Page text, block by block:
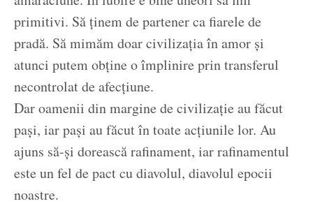
primitivi. Să ținem de partener ca fiarele de
pradă. Să mimăm doar civilizația în amor și
atunci putem obține o împlinire prin transferul
necontrolat de afecțiune.
Dar oamenii din margine de civilizație au făcut
pași, iar pași au făcut în toate acțiunile lor. Au
ajuns să-și dorească rafinament, iar rafinamentul
este un fel de pact cu diavolul, diavolul epocii
noastre.